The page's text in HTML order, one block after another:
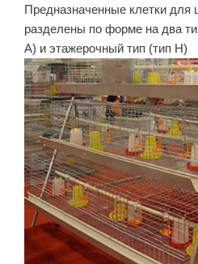
Предназначенные клетки для
разделены по форме на два
A) и этажерочный тип (тип H)